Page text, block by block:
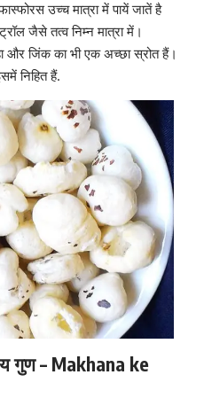
उच्च मात्रा में पायें जातें है
जैसे तत्व निम्न मात्रा में।
और जिंक का भी एक अच्छा स्रोत हैं।
निहित हैं.
गुण – Makhana ke